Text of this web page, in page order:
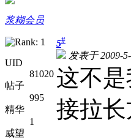
浆糊会员
UID
81020
帖子
995
精华
1
威望
5#
发表于 2009-
这不
接拉